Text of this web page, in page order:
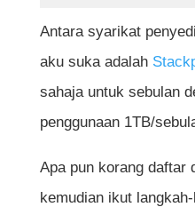
Antara syarikat
aku suka adalah
sahaja untuk sebulan
penggunaan 1TB/
Apa pun korang daftar
kemudian ikut